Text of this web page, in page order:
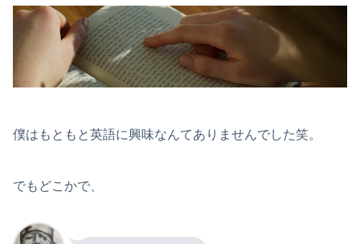
僕はもともと英語に興味なんてありませんでした笑。
でもどこかで、